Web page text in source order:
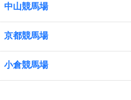
中山競馬場
京都競馬場
小倉競馬場